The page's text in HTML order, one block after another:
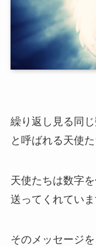
繰り返し見る同
と呼ばれる天使
天使たちは数字
送ってくれていま
そのメッセージ